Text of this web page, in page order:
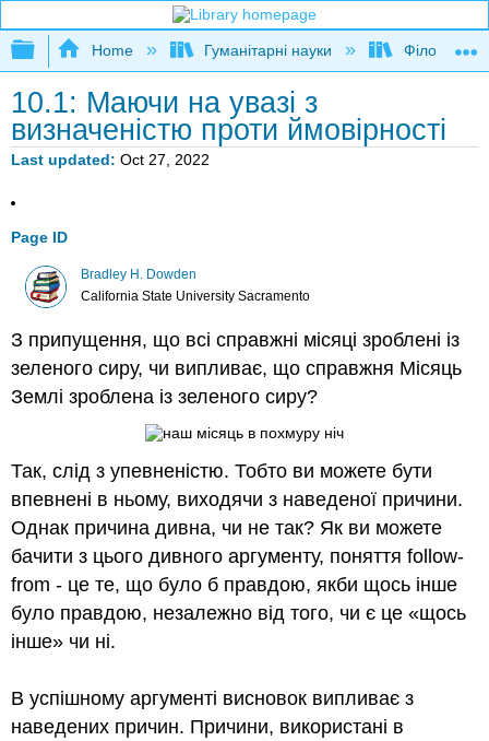
Expand/collapse global hierarchy
Home Гуманітарні науки Філософія
10.1: Маючи на увазі з
визначеністю проти ймовірності
Last updated Oct 27, 2022
Page ID
Bradley H. Dowden
California State University Sacramento
З припущення, що всі справжні місяці зроблені із
зеленого сиру, чи випливає, що справжня Місяць
Землі зроблена із зеленого сиру?
Так, слід з упевненістю. Тобто ви можете бути
впевнені в ньому, виходячи з наведеної причини.
Однак причина дивна, чи не так? Як ви можете
бачити з цього дивного аргументу, поняття follow-
from - це те, що було б правдою, якби щось інше
було правдою, незалежно від того, чи є це «щось
інше» чи ні.
В успішному аргументі висновок випливає з
наведених причин. Причини, використані в